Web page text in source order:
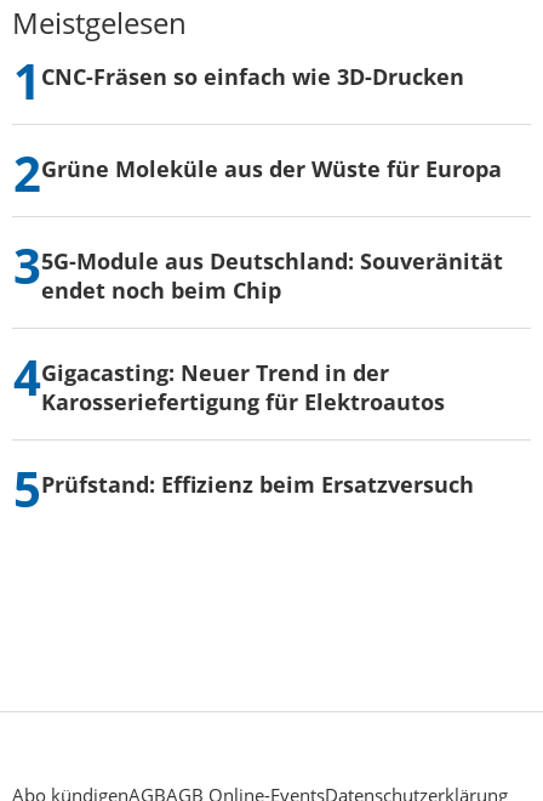
Meistgelesen
CNC-Fräsen so einfach wie 3D-Drucken
Grüne Moleküle aus der Wüste für Europa
5G-Module aus Deutschland: Souveränität
endet noch beim Chip
Gigacasting: Neuer Trend in der
Karosseriefertigung für Elektroautos
Prüfstand: Effizienz beim Ersatzversuch
Abo kündigenAGBAGB Online-EventsDatenschutzerklärung